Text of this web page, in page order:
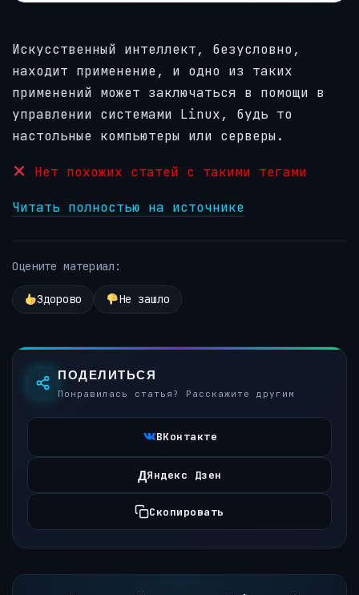
Искусственный интеллект, безусловно,
находит применение, и одно из таких
применений может заключаться в помощи в
управлении системами Linux, будь то
настольные компьютеры или серверы.
Нет похожих статей с такими тегами
Читать полностью на источнике
Оцените материал:
Здорово Не зашло
ПОДЕЛИТЬСЯ
Понравилась статья? Расскажите другим
ВКонтакте
ДЯндекс Дзен
Скопировать